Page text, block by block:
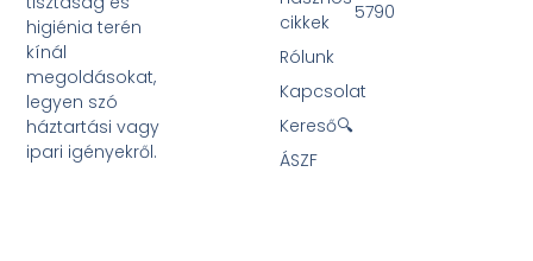
higiénia terén
kínál
megoldásokat,
legyen szó
háztartási vagy
ipari igényekről.
cikkek
Rólunk
Kapcsolat
Kereső🔍
ÁSZF
5790